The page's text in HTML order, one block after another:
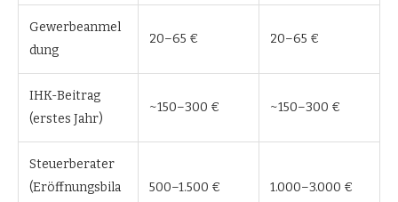
Gewerbeanmel
dung
20–65 € 20–65 €
IHK-Beitrag
(erstes Jahr)
~150–300 € ~150–300 €
Steuerberater
(Eröffnungsbila
500–1.500 € 1.000–3.000 €